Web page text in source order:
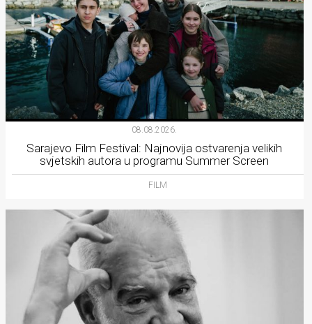
08.08.2026.
Sarajevo Film Festival: Najnovija ostvarenja velikih
svjetskih autora u programu Summer Screen
FILM